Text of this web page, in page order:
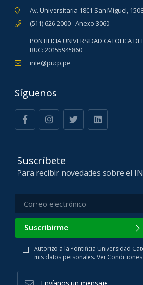
Av. Universitaria 1801 San Miguel,
(511) 626-2000 - Anexo 3060
PONTIFICIA UNIVERSIDAD CATOLICA
RUC: 20155945860
inte@pucp.pe
Síguenos
Suscríbete
Para recibir novedades sobre el
Suscribirme
Autorizo a la Pontificia Universidad
mis datos personales. Ver
Envíanos un mensaje